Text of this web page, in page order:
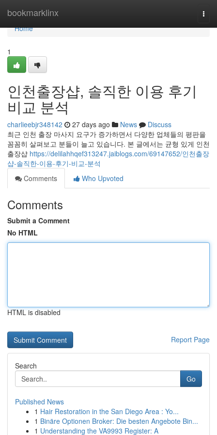
bookmarklinx
Home
Home
1
인천출장샵, 솔직한 이용 후기
비교 분석
charlieebjr348142 27 days ago News
Discuss
최근 인천 출장 마사지 요구가 증가하면서 다양한 업체들의 평판을
꼼꼼히 살펴보고 분들이 늘고 있습니다. 본 글에서는 균형 있게 인천
출장샵 https://delilahhqef313247.jaiblogs.com/69147652/인천출장
샵-솔직한-이용-후기-비교-분석
Comments
Who Upvoted
Comments
Submit a Comment
No HTML
HTML is disabled
Report Page
Search
Go
Published News
1 Hair Restoration in the San Diego Area : Yo...
1 Binäre Optionen Broker: Die besten Angebote Bin...
1 Understanding the VA9993 Register: A